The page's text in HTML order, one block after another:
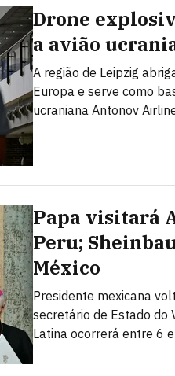
Drone
a avião
A região de Leipzig
Europa e serve como
ucraniana Antonov
Papa visitará
Peru;
México
Presidente mexicana
secretário de Estado do
Latina ocorrerá entre 6